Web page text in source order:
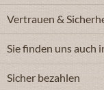
Vertrauen &
Sie finden uns auch
Sicher bezahlen